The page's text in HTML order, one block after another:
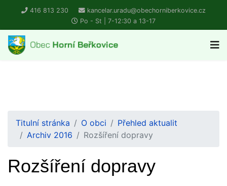
416 813 230
kancelar.uradu@obechorniberkovice.cz
Po - St | 7-12:30 a 13-17
Titulní stránka O obci
Přehled aktualit
Archiv 2016
Rozšíření dopravy
Rozšíření dopravy